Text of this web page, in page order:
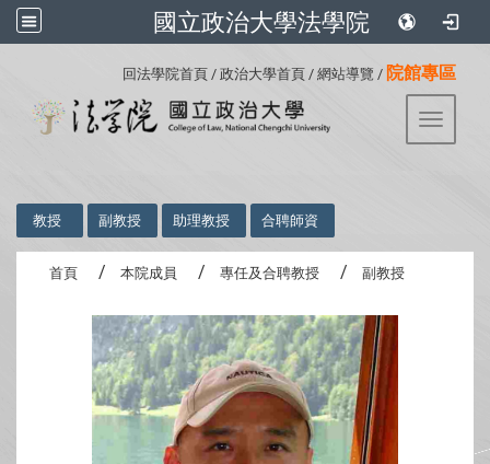
國立政治大學法學院
回法學院首頁 / 政治大學首頁 / 網站導覽 / 院館專區
Toggle
教授 副教授 助理教授 合聘師資
首頁 本院成員 專任及合聘教授 副教授